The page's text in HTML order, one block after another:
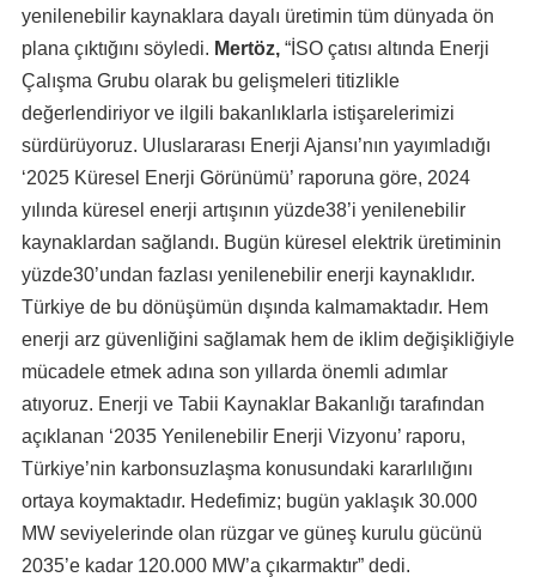
yenilenebilir kaynaklara dayalı üretimin tüm dünyada ön
plana çıktığını söyledi. Mertöz,“İSO çatısı altında Enerji
Çalışma Grubu olarak bu gelişmeleri titizlikle
değerlendiriyor ve ilgili bakanlıklarla istişarelerimizi
sürdürüyoruz. Uluslararası Enerji Ajansı’nın yayımladığı
‘2025 Küresel Enerji Görünümü’ raporuna göre, 2024
yılında küresel enerji artışının yüzde38’i yenilenebilir
kaynaklardan sağlandı. Bugün küresel elektrik üretiminin
yüzde30’undan fazlası yenilenebilir enerji kaynaklıdır.
Türkiye de bu dönüşümün dışında kalmamaktadır. Hem
enerji arz güvenliğini sağlamak hem de iklim değişikliğiyle
mücadele etmek adına son yıllarda önemli adımlar
atıyoruz. Enerji ve Tabii Kaynaklar Bakanlığı tarafından
açıklanan ‘2035 Yenilenebilir Enerji Vizyonu’ raporu,
Türkiye’nin karbonsuzlaşma konusundaki kararlılığını
ortaya koymaktadır. Hedefimiz; bugün yaklaşık 30.000
MW seviyelerinde olan rüzgar ve güneş kurulu gücünü
2035’e kadar 120.000 MW’a çıkarmaktır” dedi.